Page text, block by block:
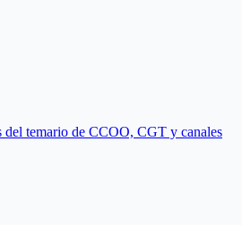
del temario de CCOO, CGT y canales